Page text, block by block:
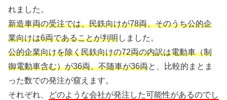
れました。
新造車両の受注では、民鉄向けが78両、そのうち公的企
業向けは6両であることが判明しました。
公的企業向けを除く民鉄向けの72両の内訳は電動車（制
御電動車含む）が36両、不随車が36両と、比較的まとま
った数での発注が窺えます。
それぞれ、
どのような会社が発注した可能性があるのでし